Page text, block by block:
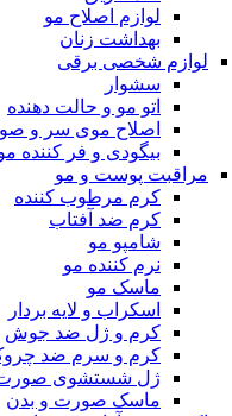
لوازم اصلاح مو
بهداشت زنان
لوازم شخصی برقی
سشوار
اتو مو و حالت دهنده
اصلاح موی سر و
بیگودی و فر کننده
مراقبت پوست و مو
کرم مرطوب کننده
کرم ضد آفتاب
شامپو مو
نرم کننده مو
ماسک مو
اسکراب و لایه بردار
کرم و ژل ضد جوش
کرم و سرم ضد
ژل شستشوی
ماسک صورت و بدن